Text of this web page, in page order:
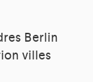
Berlin
villes